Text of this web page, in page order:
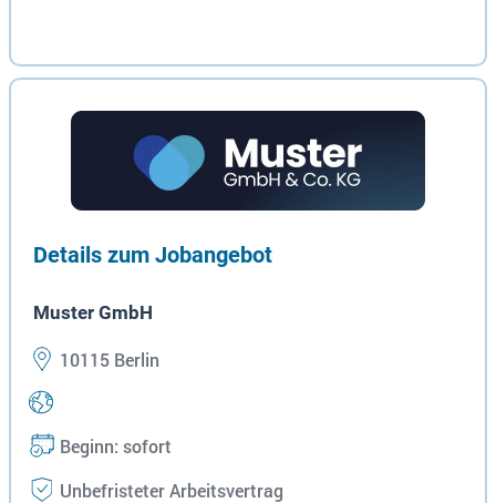
Details zum Jobangebot
Muster GmbH
10115 Berlin
Beginn: sofort
Unbefristeter Arbeitsvertrag